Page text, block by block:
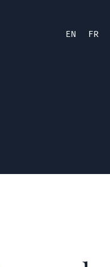
EN FR